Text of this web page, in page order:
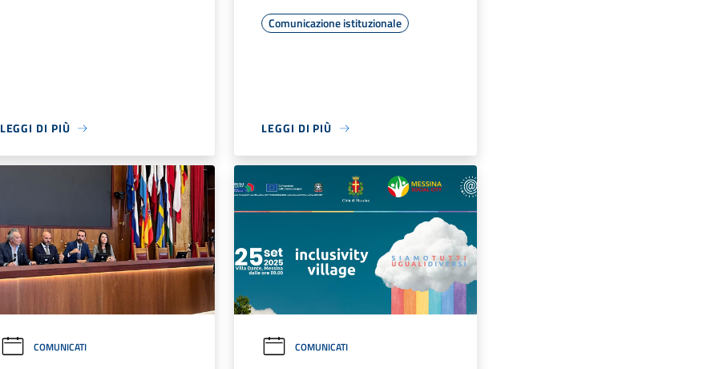
LEGGI DI PIÙ
Comunicazione istituzionale
LEGGI DI PIÙ
COMUNICATI COMUNICATI